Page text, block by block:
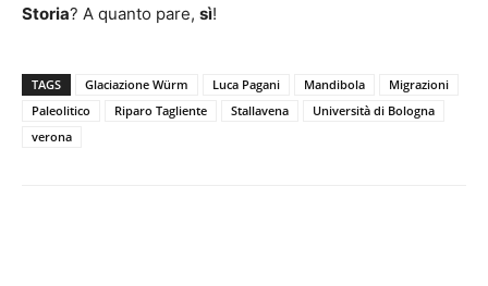
Storia? A quanto pare, sì!
TAGS Glaciazione Würm Luca Pagani Mandibola
Migrazioni
Paleolitico
Riparo Tagliente Stallavena
Università di Bologna
verona